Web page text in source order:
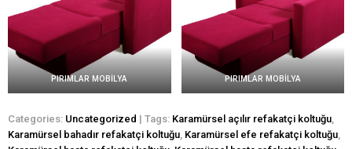
PIRIMLAR MOBİLYA PIRIMLAR MOBİLYA
Categories: Uncategorized | Tags: Karamürsel açılır refakatçi koltuğu
Karamürsel bahadır refakatçi koltuğu Karamürsel efe refakatçi koltuğu